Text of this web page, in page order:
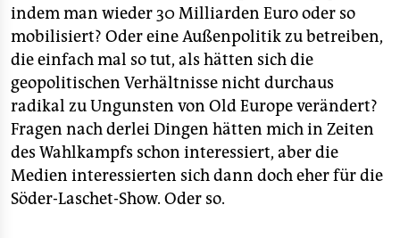
indem man wieder 30 Milliarden Euro oder so
mobilisiert? Oder eine Außenpolitik zu betreiben,
die einfach mal so tut, als hätten sich die
geopolitischen Verhältnisse nicht durchaus
radikal zu Ungunsten von Old Europe verändert?
Fragen nach derlei Dingen hätten mich in Zeiten
des Wahlkampfs schon interessiert, aber die
Medien interessierten sich dann doch eher für die
Söder-Laschet-Show. Oder so.